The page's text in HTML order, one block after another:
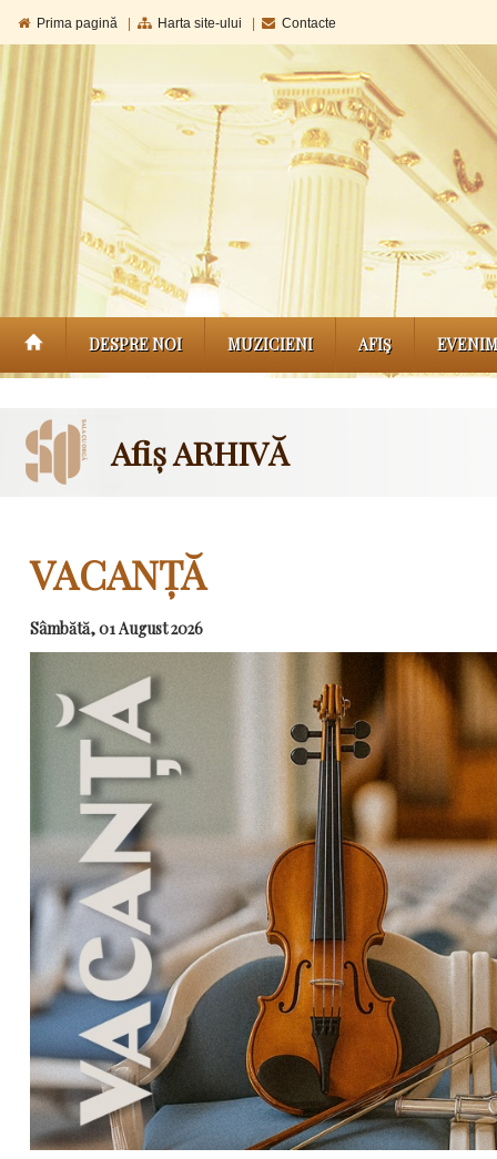
Prima pagină Harta site-ului Contacte
DESPRE NOI MUZICIENI AFIŞ
Afiș ARHIVĂ
VACANȚĂ
Sâmbătă, 01 August 2026